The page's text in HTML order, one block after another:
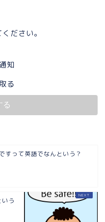
ださい。
知
る
すって英語でなんという？
う